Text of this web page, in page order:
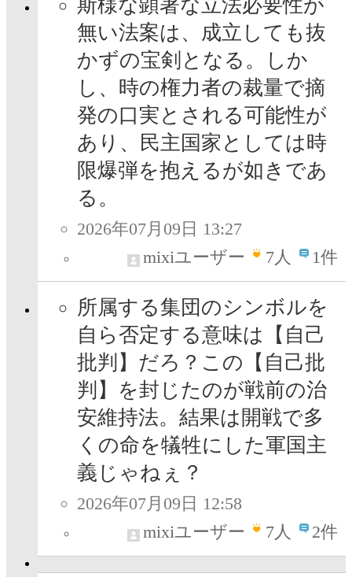
斯様な顕著な立法必要性が
無い法案は、成立しても抜
かずの宝剣となる。しか
し、時の権力者の裁量で摘
発の口実とされる可能性が
あり、民主国家としては時
限爆弾を抱えるが如きであ
る。
2026年07月09日 13:27
mixiユーザー
7人 1件
所属する集団のシンボルを
自ら否定する意味は【自己
批判】だろ？この【自己批
判】を封じたのが戦前の治
安維持法。結果は開戦で多
くの命を犠牲にした軍国主
義じゃねぇ？
2026年07月09日 12:58
mixiユーザー
7人 2件